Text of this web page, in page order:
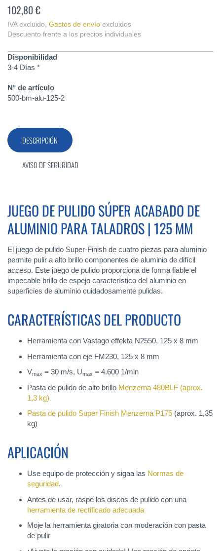
102,80 €
IVA excluido, Gastos de envío excluidos
Descuento frente a los precios individuales
Disponibilidad
3-4 Días *
N° de artículo
500-bm-alu-125-2
DESCRIPCIÓN
JUEGO DE PULIDO SÚPER ACABADO DE
ALUMINIO PARA TALADROS | 125 MM
El juego de pulido Super-Finish de cuatro piezas para aluminio
permite pulir a alto brillo componentes de aluminio de difícil
acceso. Este juego de pulido proporciona de forma fiable el
impecable brillo de espejo característico del aluminio en
superficies de aluminio cuidadosamente pulidas.
CARACTERÍSTICAS DEL PRODUCTO
Herramienta con Vastago effekta N2550, 125 x 8 mm
Herramienta con eje FM230, 125 x 8 mm
Vmax = 30 m/s, Umax = 4.600 1/min
Pasta de pulido de alto brillo Menzerna 480BLF (aprox.
1,3 kg)
Pasta de pulido Super Finish Menzerna P175 (aprox. 1,35
kg)
APLICACIÓN
Use equipo de protección y sigaa las Normas de
seguridad.
Antes de usar, raspe los discos de pulido con una
herramienta de rectificado adecuada
Moje la herramienta giratoria con moderación con pasta
de pulir
AVISO DE SEGURIDAD